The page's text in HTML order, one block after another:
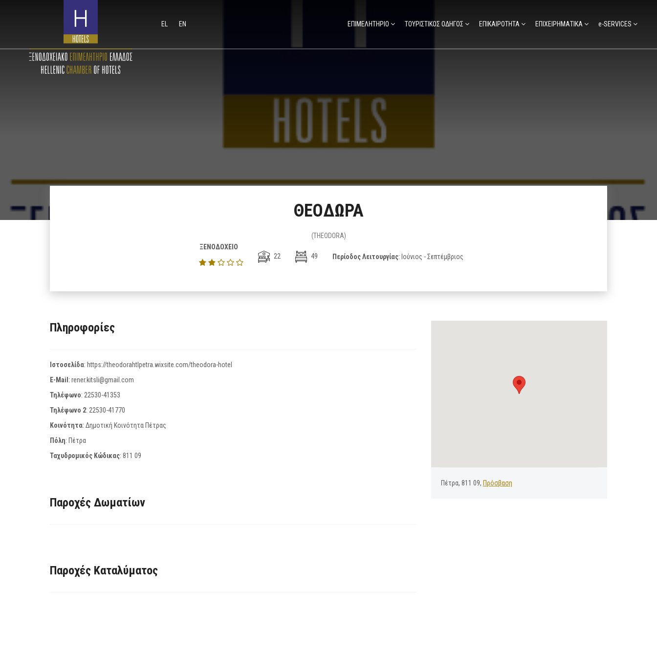
EL EN ΕΠΙΜΕΛΗΤΗΡΙΟ ΤΟΥΡΙΣΤΙΚΟΣ ΟΔΗΓΟΣ ΕΠΙΚΑΙΡΟΤΗΤΑ ΕΠΙΧΕΙΡΗΜΑΤΙΚΑ e-SERVICES
ΘΕΟΔΩΡΑ
(THEODORA)
ΞΕΝΟΔΟΧΕΙΟ
22
49 Περίοδος Λειτουργίας: Ιούνιος - Σεπτέμβριος
Πληροφορίες
Ιστοσελίδα: https://theodorahtlpetra.wixsite.com/theodora-hotel
E-Mail : rener.kitsli@gmail.com
Τηλέφωνο: 22530-41353
Τηλέφωνο 2: 22530-41770
Κοινότητα: Δημοτική Κοινότητα Πέτρας
Πόλη: Πέτρα
Ταχυδρομικός Κώδικας: 811 09
Παροχές Δωματίων
Παροχές Καταλύματος
Πέτρα, 811 09, Πρόσβαση